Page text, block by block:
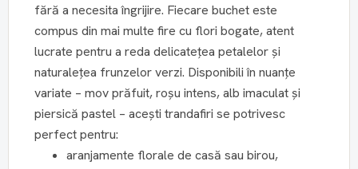
fără a necesita îngrijire. Fiecare buchet este
compus din mai multe fire cu flori bogate, atent
lucrate pentru a reda delicatețea petalelor și
naturalețea frunzelor verzi. Disponibili în nuanțe
variate – mov prăfuit, roșu intens, alb imaculat și
piersică pastel – acești trandafiri se potrivesc
perfect pentru:
aranjamente florale de casă sau birou,